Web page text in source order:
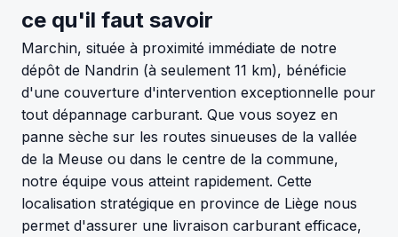
ce qu'il faut savoir
Marchin, située à proximité immédiate de notre
dépôt de Nandrin (à seulement 11 km), bénéficie
d'une couverture d'intervention exceptionnelle pour
tout dépannage carburant. Que vous soyez en
panne sèche sur les routes sinueuses de la vallée
de la Meuse ou dans le centre de la commune,
notre équipe vous atteint rapidement. Cette
localisation stratégique en province de Liège nous
permet d'assurer une livraison carburant efficace,